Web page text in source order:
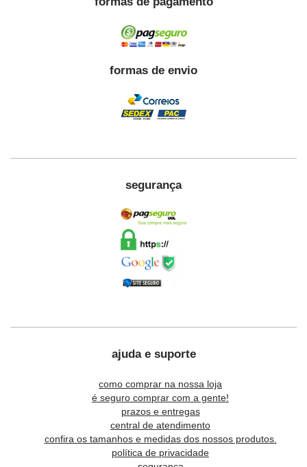
formas de envio
segurança
ajuda e suporte
como comprar na nossa loja
é seguro comprar com a gente!
prazos e entregas
central de atendimento
confira os tamanhos e medidas dos nossos produtos.
política de privacidade